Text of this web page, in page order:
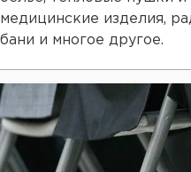
медицинские изделия,
бани и многое другое.